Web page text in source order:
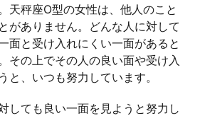
天秤座O型の女性は、他人のこと
がありません。どんな人に対して
面と受け入れにくい一面があると
その上でその人の良い面や受け入
と、いつも努力しています。
しても良い一面を見ようと努力し